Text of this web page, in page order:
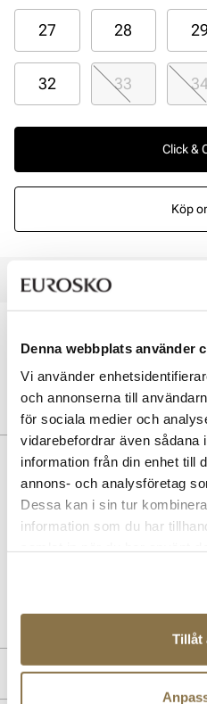
Denna webbplats använder
Vi använder
och annonserna till
för sociala medier och
vidarebefordrar även sådana
information från din enhet till
annons- och analysföretag
Dessa kan i sin tur
information som du har
Tillåt
27 28
32 33
Click &
Köp
Välj en storlek för att se lagerstatus
Click & Collect
Beskrivning
Söta sommarskor med hajmotiv!
dagar, och perfekta att använda
Mjuk rem som kan böjas över
Lev. art. nr20V0070
Produktdetaljer